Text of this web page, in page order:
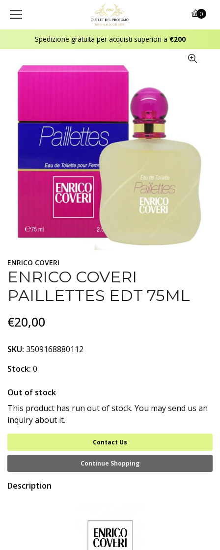
Spedizione gratuita per acquisti superiori a €200
0
ENRICO COVERI
ENRICO COVERI
PAILLETTES EDT 75ML
€20,00
SKU: 3509168880112
Stock: 0
Out of stock
This product has run out of stock. You may send us an
inquiry about it.
Contact Us
Continue Shopping
Description